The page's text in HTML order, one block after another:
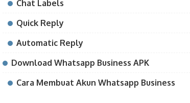
Chat Labels
Quick Reply
Automatic Reply
Download Whatsapp Business APK
Cara Membuat Akun Whatsapp Business